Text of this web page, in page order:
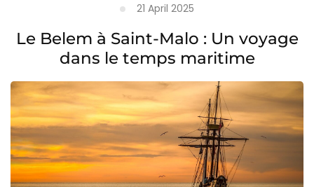
21 April 2025
Le Belem à Saint-Malo : Un voyage
dans le temps maritime